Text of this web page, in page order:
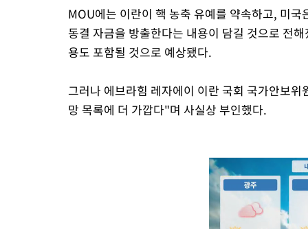
MOU에는 이란이 핵 농축 유예를 약속하고, 미
동결 자금을 방출한다는 내용이 담길 것으로 전
용도 포함될 것으로 예상됐다.
그러나 에브라힘 레자에이 이란 국회 국가안보
망 목록에 더 가깝다"며 사실상 부인했다.